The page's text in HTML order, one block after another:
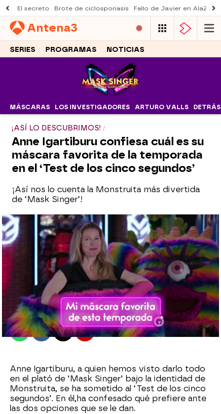
El secreto Brote de ciclosporiasis Fallo de Javier en AlaZ
Antena3
SERIES PROGRAMAS NOTICIAS
MÁSCARAS LOS INVESTIGADORES ARTURO VALLS
¡ASÍ LO DESCUBRIMOS!
Anne Igartiburu confiesa cuál es su
máscara favorita de la temporada
en el ‘Test de los cinco segundos’
¡Así nos lo cuenta la Monstruita más divertida
de ‘Mask Singer’!
antena3.com
Madrid
Publicado:02 de agosto de 2021, 17:50
WhatsappFacebook
X Flipboard
Anne Igartiburu, a quien hemos visto darlo todo
en el plató de ‘Mask Singer’ bajo la identidad de
Monstruita, se ha sometido al ‘Test de los cinco
segundos’. En él, ha confesado qué prefiere ante
las dos opciones que se le dan.